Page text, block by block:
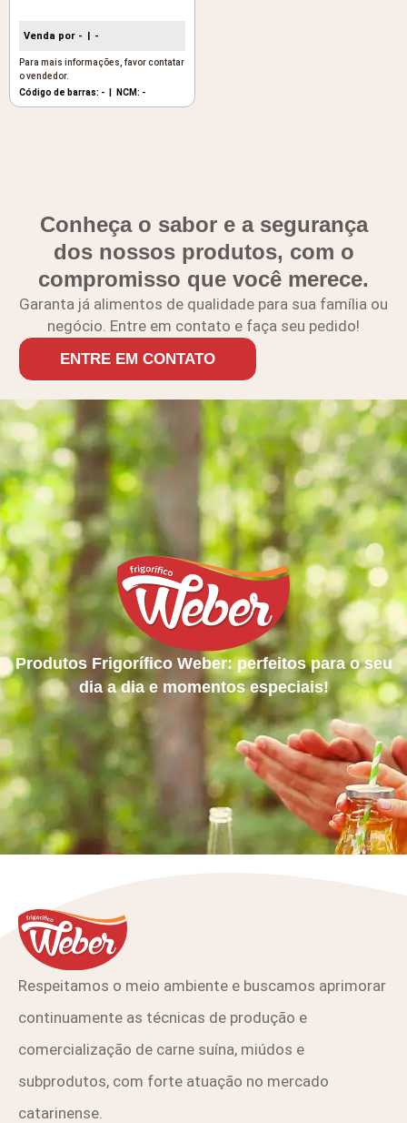
Venda por - -
Para mais informações, favor contatar
o vendedor.
Código de barras: -
NCM: -
Conheça o sabor e a segurança
dos nossos produtos, com o
compromisso que você merece.
Garanta já alimentos de qualidade para sua família ou
negócio. Entre em contato e faça seu pedido!
ENTRE EM CONTATO
Produtos Frigorífico Weber: perfeitos para o seu
dia a dia e momentos especiais!
Respeitamos o meio ambiente e buscamos aprimorar
continuamente as técnicas de produção e
comercialização de carne suína, miúdos e
subprodutos, com forte atuação no mercado
catarinense.